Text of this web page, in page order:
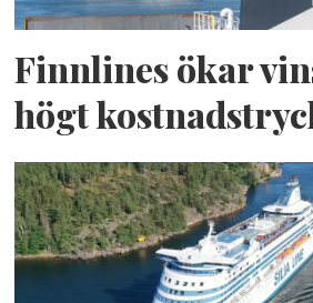
Finnlines ökar
högt